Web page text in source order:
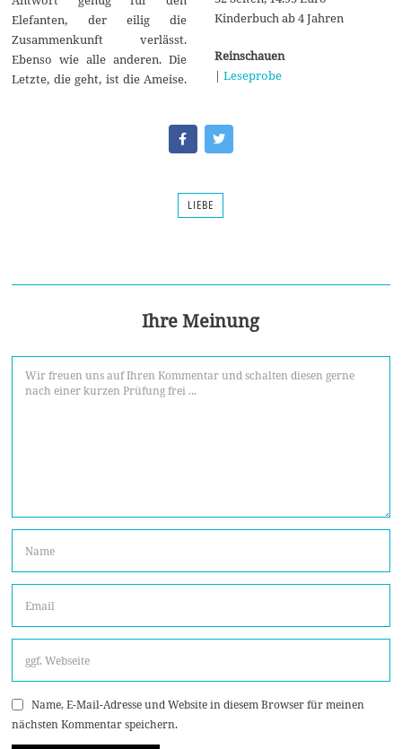
Elefanten, der eilig die
Zusammenkunft verlässt.
Ebenso wie alle anderen. Die
Letzte, die geht, ist die Ameise.
Kinderbuch ab 4 Jahren
Reinschauen
| Leseprobe
LIEBE
Ihre Meinung
Name, E-Mail-Adresse und Website in diesem Browser für meinen
nächsten Kommentar speichern.